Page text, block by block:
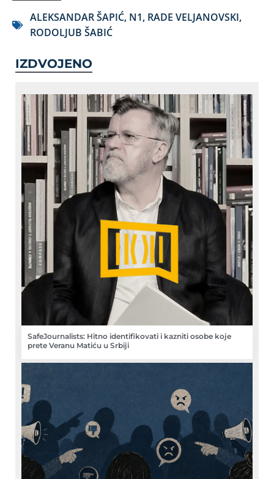
ALEKSANDAR ŠAPIĆ, N1, RADE VELJANOVSKI,
RODOLJUB ŠABIĆ
IZDVOJENO
SafeJournalists: Hitno identifikovati i kazniti osobe koje
prete Veranu Matiću u Srbiji